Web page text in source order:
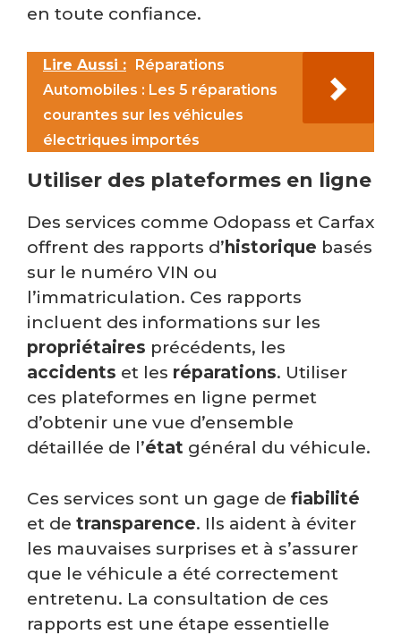
en toute confiance.
Lire Aussi :
Réparations
Automobiles : Les 5 réparations
courantes sur les véhicules
électriques importés
Utiliser des plateformes en ligne
Des services comme Odopass et Carfax
offrent des rapports d’ historique basés
sur le numéro VIN ou
l’immatriculation. Ces rapports
incluent des informations sur les
propriétaires précédents, les
accidents et les réparations. Utiliser
ces plateformes en ligne permet
d’obtenir une vue d’ensemble
détaillée de l’état général du véhicule.
Ces services sont un gage de fiabilité
et de transparence. Ils aident à éviter
les mauvaises surprises et à s’assurer
que le véhicule a été correctement
entretenu. La consultation de ces
rapports est une étape essentielle